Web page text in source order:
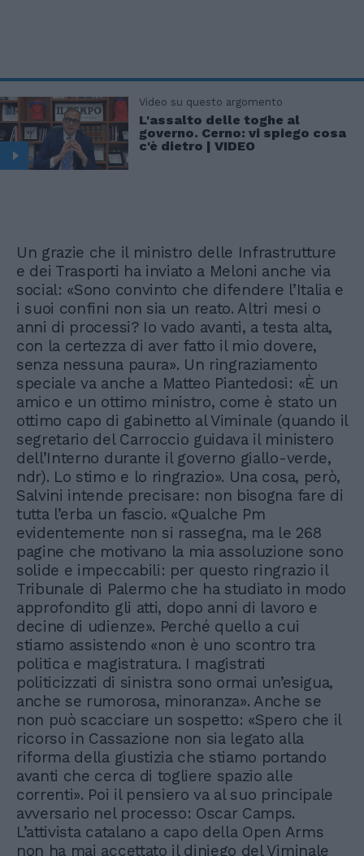
Video su questo argomento
L'assalto delle toghe al
governo. Cerno: vi spiego cosa
c'è dietro | VIDEO
Un grazie che il ministro delle Infrastrutture
e dei Trasporti ha inviato a Meloni anche via
social: «Sono convinto che difendere l’Italia e
i suoi confini non sia un reato. Altri mesi o
anni di processi? Io vado avanti, a testa alta,
con la certezza di aver fatto il mio dovere,
senza nessuna paura». Un ringraziamento
speciale va anche a Matteo Piantedosi: «È un
amico e un ottimo ministro, come è stato un
ottimo capo di gabinetto al Viminale (quando il
segretario del Carroccio guidava il ministero
dell’Interno durante il governo giallo-verde,
ndr). Lo stimo e lo ringrazio». Una cosa, però,
Salvini intende precisare: non bisogna fare di
tutta l’erba un fascio. «Qualche Pm
evidentemente non si rassegna, ma le 268
pagine che motivano la mia assoluzione sono
solide e impeccabili: per questo ringrazio il
Tribunale di Palermo che ha studiato in modo
approfondito gli atti, dopo anni di lavoro e
decine di udienze». Perché quello a cui
stiamo assistendo «non è uno scontro tra
politica e magistratura. I magistrati
politicizzati di sinistra sono ormai un’esigua,
anche se rumorosa, minoranza». Anche se
non può scacciare un sospetto: «Spero che il
ricorso in Cassazione non sia legato alla
riforma della giustizia che stiamo portando
avanti che cerca di togliere spazio alle
correnti». Poi il pensiero va al suo principale
avversario nel processo: Oscar Camps.
L’attivista catalano a capo della Open Arms
non ha mai accettato il diniego del Viminale